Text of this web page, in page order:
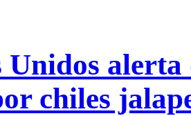
Unidos alerta
chiles